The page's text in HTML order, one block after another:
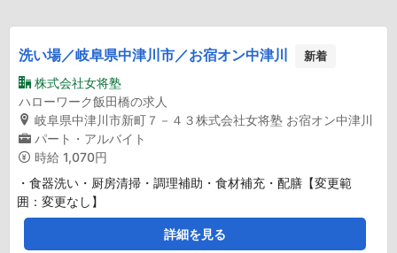
洗い場／岐阜県中津川市／お宿オン中津川 新着
株式会社女将塾
ハローワーク飯田橋の求人
岐阜県中津川市新町７－４３株式会社女将塾 お宿オン中津川
パート・アルバイト
時給 1,070円
・食器洗い・厨房清掃・調理補助・食材補充・配膳【変更範
囲：変更なし】
詳細を見る